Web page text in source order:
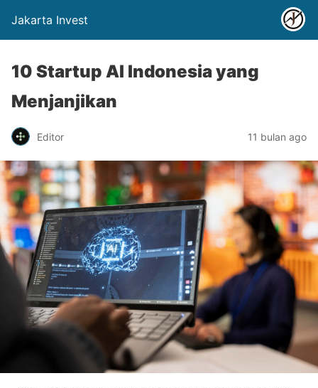
Jakarta Invest
10 Startup AI Indonesia yang
Menjanjikan
Editor 11 bulan ago